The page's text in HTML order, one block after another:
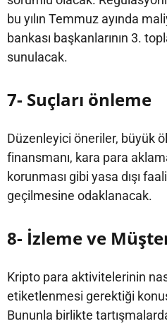
bu yılın Temmuz ayında
bankası başkanlarının 3.
sunulacak.
7- Suçları önleme
Düzenleyici öneriler, büyük
finansmanı, kara para
korunması gibi yasa dışı
geçilmesine odaklanacak.
8- İzleme ve
Kripto para aktivitelerinin
etiketlenmesi gerektiği
Bununla birlikte